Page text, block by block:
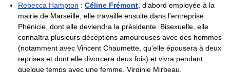
Rebecca Hampton : Céline Frémont , d'abord employée à la
mairie de Marseille, elle travaille ensuite dans l'entreprise
Phénicie, dont elle deviendra la présidente. Bisexuelle, elle
connaîtra plusieurs déceptions amoureuses avec des hommes
(notamment avec Vincent Chaumette, qu'elle épousera à deux
reprises et dont elle divorcera deux fois) et vivra pendant
quelque temps avec une femme, Virginie Mirbeau.